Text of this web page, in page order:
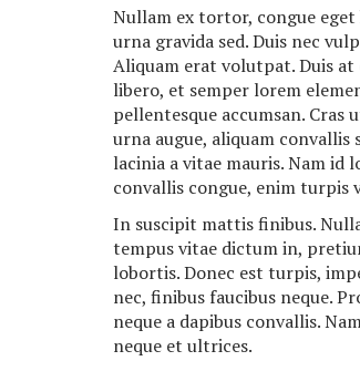
Nullam ex tortor, congue
urna gravida sed. Duis nec
Aliquam erat volutpat. Duis at
libero, et semper lorem
pellentesque accumsan. Cras
urna augue, aliquam
lacinia a vitae mauris. Nam id
convallis congue, enim
In suscipit mattis finibus.
tempus vitae dictum in,
lobortis. Donec est turpis,
nec, finibus faucibus neque.
neque a dapibus convallis.
neque et ultrices.